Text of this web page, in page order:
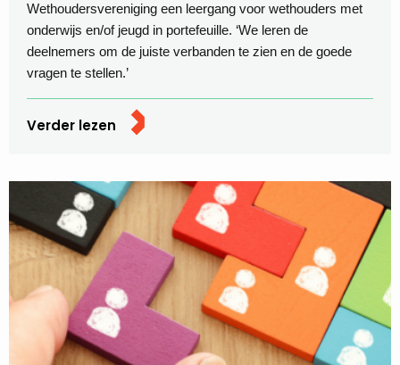
Wethoudersvereniging een leergang voor wethouders met
onderwijs en/of jeugd in portefeuille. ‘We leren de
deelnemers om de juiste verbanden te zien en de goede
vragen te stellen.’
Verder lezen